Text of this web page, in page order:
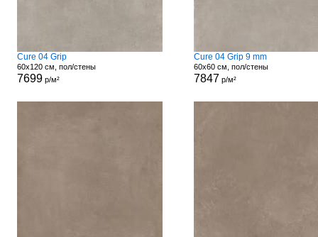
Cure 04 Grip
60x120 см, пол/стены
7699р/м²
Cure 04 Grip 9 mm
60x60 см, пол/стены
7847 р/м²